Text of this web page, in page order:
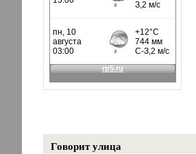
Говорит улица